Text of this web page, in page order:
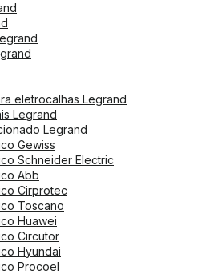
eletrocalhas Legrand
Legrand
Legrand
Gewiss
Schneider Electric
Abb
Cirprotec
Toscano
Huawei
Circutor
Hyundai
Procoel